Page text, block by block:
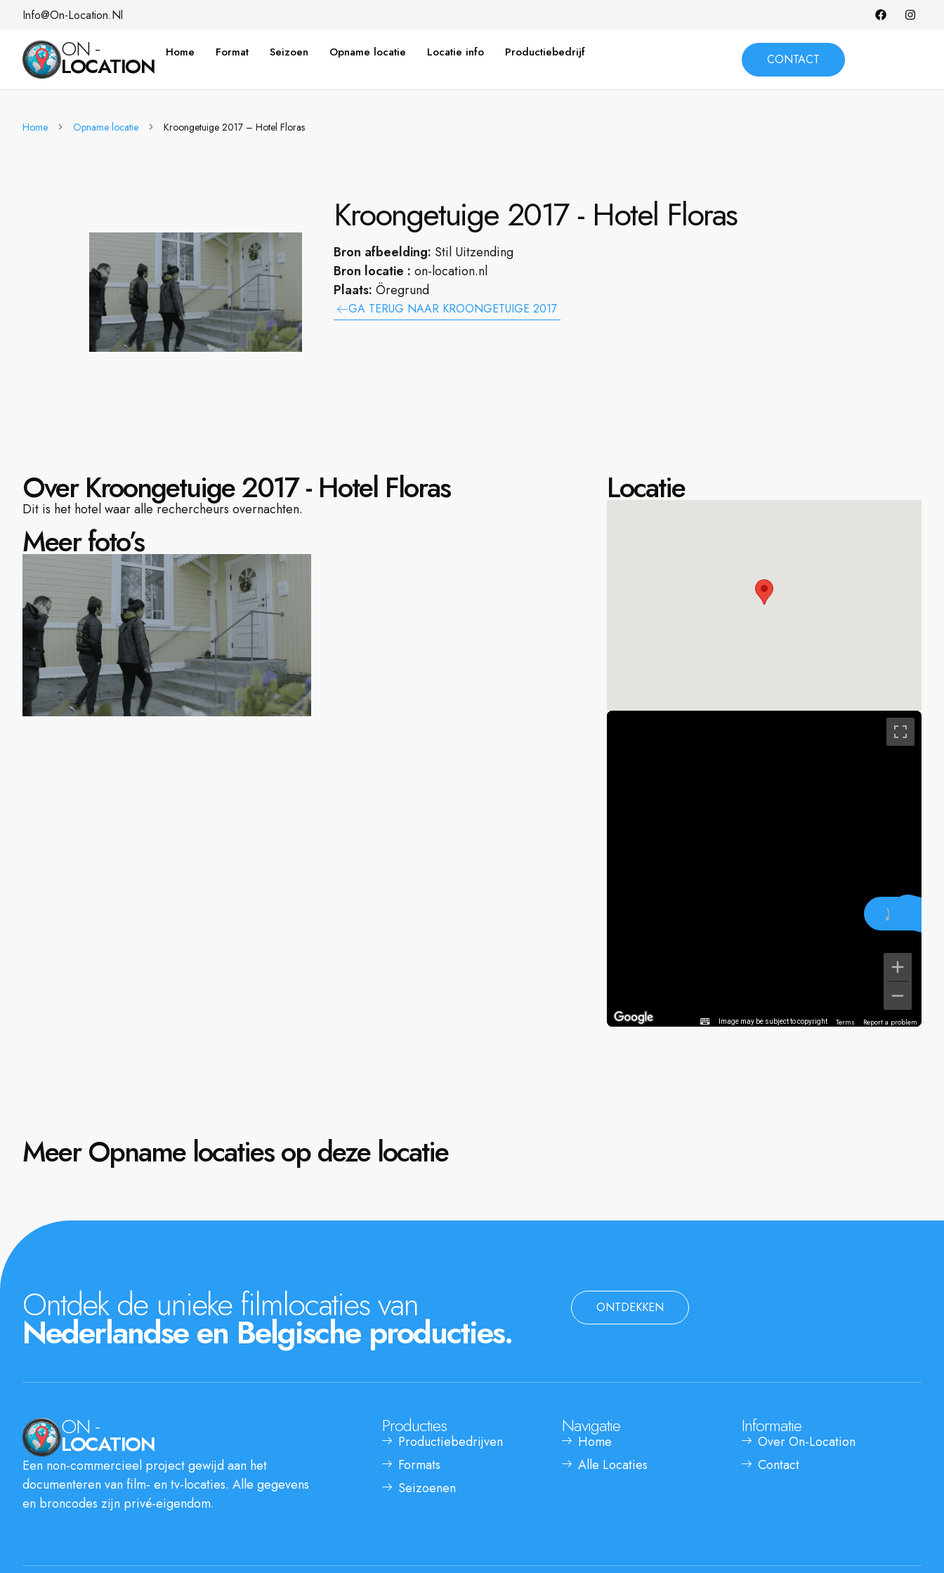
Info@on-Location.nl
ON -
LOCATION
Home Format Seizoen Opname locatie Locatie info Productiebedrijf CONTACT
Home Opname locatie Kroongetuige 2017 – Hotel Floras
Kroongetuige 2017 - Hotel Floras
Bron afbeelding: Stil Uitzending
Bron locatie : on-location.nl
Plaats: Öregrund
GA TERUG NAAR KROONGETUIGE 2017
Over Kroongetuige 2017 - Hotel Floras
Dit is het hotel waar alle rechercheurs overnachten.
Meer foto’s
Locatie
Image may be subject to copyright Terms Report a problem
Meer Opname locaties op deze locatie
Ontdek de unieke filmlocaties van
Nederlandse en Belgische producties.
ONTDEKKEN
ON -
LOCATION
Een non-commercieel project gewijd aan het
documenteren van film- en tv-locaties. Alle gegevens
en broncodes zijn privé-eigendom.
Producties
Productiebedrijven
Formats
Seizoenen
Navigatie
Home
Alle Locaties
Informatie
Over On-Location
Contact